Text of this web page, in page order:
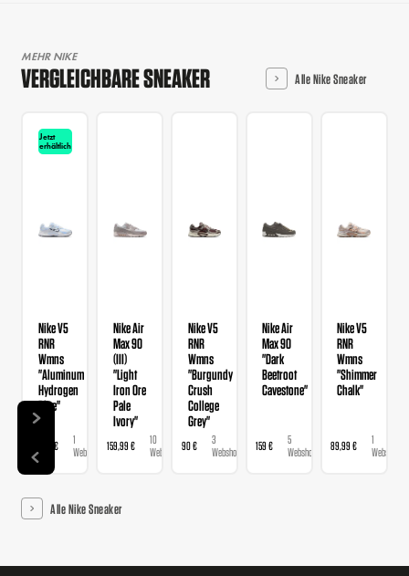
MEHR NIKE
VERGLEICHBARE SNEAKER Alle Nike Sneaker
Jetzt
erhältlich
Nike V5
RNR
Wmns
"Aluminum
Hydrogen
Blue"
89,99 €
1
Webshop
Nike Air
Max 90
(III)
"Light
Iron Ore
Pale
Ivory"
159,99 €
10
Webshops
Nike V5
RNR
Wmns
"Burgundy
Crush
College
Grey"
90 €
3
Webshops
Nike Air
Max 90
"Dark
Beetroot
Cavestone"
159 €
5
Webshops
Nike V5
RNR
Wmns
"Shimmer
Chalk"
89,99 €
1
Webshop
Alle Nike Sneaker